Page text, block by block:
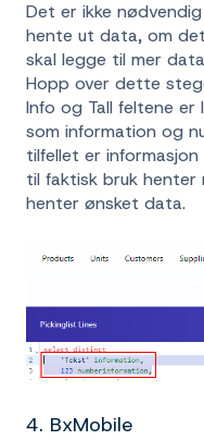
Det er ikke
hente ut data, om
skal legge til mer
Hopp over dette
Info og Tall feltene
som information og
tilfellet er
til faktisk bruk henter
henter ønsket data.
4. BxMobile